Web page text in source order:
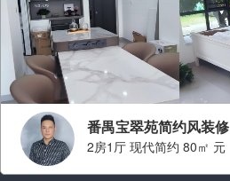
番禺宝翠苑简约风装修
2房1厅 现代简约 80㎡ 元